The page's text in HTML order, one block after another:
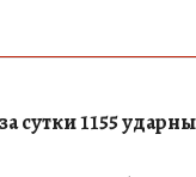
сутки 1155